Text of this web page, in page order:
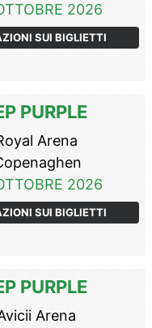
2026
SUI BIGLIETTI
PURPLE
Arena
2026
SUI BIGLIETTI
PURPLE
Arena